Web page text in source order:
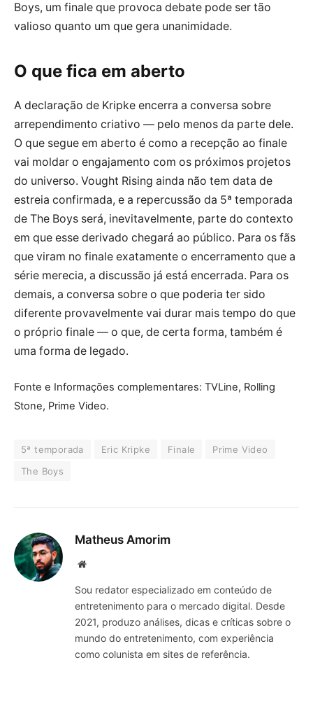
Boys, um finale que provoca debate pode ser tão
valioso quanto um que gera unanimidade.
O que fica em aberto
A declaração de Kripke encerra a conversa sobre
arrependimento criativo — pelo menos da parte dele.
O que segue em aberto é como a recepção ao finale
vai moldar o engajamento com os próximos projetos
do universo. Vought Rising ainda não tem data de
estreia confirmada, e a repercussão da 5ª temporada
de The Boys será, inevitavelmente, parte do contexto
em que esse derivado chegará ao público. Para os fãs
que viram no finale exatamente o encerramento que a
série merecia, a discussão já está encerrada. Para os
demais, a conversa sobre o que poderia ter sido
diferente provavelmente vai durar mais tempo do que
o próprio finale — o que, de certa forma, também é
uma forma de legado.
Fonte e Informações complementares: TVLine, Rolling
Stone, Prime Video.
5ª temporada Eric Kripke Finale
Prime Video
The Boys
Matheus Amorim
Website
Sou redator especializado em conteúdo de
entretenimento para o mercado digital. Desde
2021, produzo análises, dicas e críticas sobre o
mundo do entretenimento, com experiência
como colunista em sites de referência.